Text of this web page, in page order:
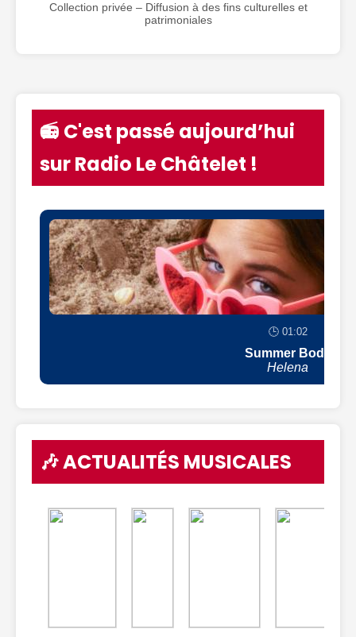
Collection privée – Diffusion à des fins culturelles et
patrimoniales
📻 C'est passé aujourd’hui
sur Radio Le Châtelet !
🕒 01:02
Summer Body
Helena
🎶 ACTUALITÉS MUSICALES